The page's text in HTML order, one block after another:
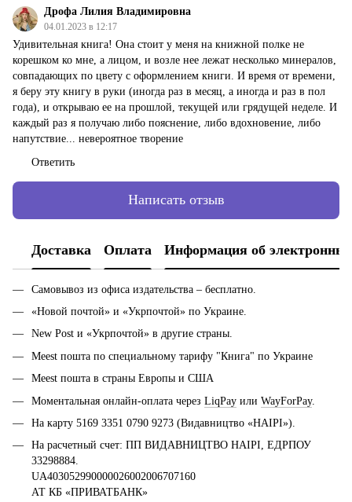
Дрофа Лилия Владимировна
04.01.2023 в 12:17
Удивительная книга! Она стоит у меня на книжной полке не
корешком ко мне, а лицом, и возле нее лежат несколько минералов,
совпадающих по цвету с оформлением книги. И время от времени,
я беру эту книгу в руки (иногда раз в месяц, а иногда и раз в пол
года), и открываю ее на прошлой, текущей или грядущей неделе. И
каждый раз я получаю либо пояснение, либо вдохновение, либо
напутствие... невероятное творение
Ответить
Написать отзыв
Доставка Оплата Информация об
Самовывоз из офиса издательства – бесплатно.
«Новой почтой» и «Укрпочтой» по Украине.
New Post и «Укрпочтой» в другие страны.
Meest пошта по специальному тарифу "Книга" по Украине
Meest пошта в страны Европы и США
Моментальная онлайн-оплата через LiqPay или WayForPay.
На карту 5169 3351 0790 9273 (Видавництво «НАІРІ»).
На расчетный счет: ПП ВИДАВНИЦТВО НАІРІ, ЕДРПОУ
33298884.
UA403052990000026002006707160
АТ КБ «ПРИВАТБАНК»